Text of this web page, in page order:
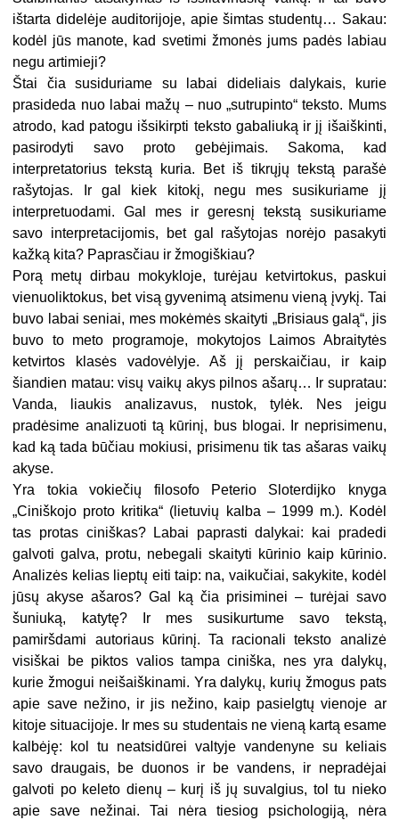
ištarta didelėje auditorijoje, apie šimtas studentų… Sakau:
kodėl jūs manote, kad svetimi žmonės jums padės labiau
negu artimieji?
Štai čia susiduriame su labai dideliais dalykais, kurie
prasideda nuo labai mažų – nuo „sutrupinto“ teksto. Mums
atrodo, kad patogu išsikirpti teksto gabaliuką ir jį išaiškinti,
pasirodyti savo proto gebėjimais. Sakoma, kad
interpretatorius tekstą kuria. Bet iš tikrųjų tekstą parašė
rašytojas. Ir gal kiek kitokį, negu mes susikuriame jį
interpretuodami. Gal mes ir geresnį tekstą susikuriame
savo interpretacijomis, bet gal rašytojas norėjo pasakyti
kažką kita? Paprasčiau ir žmogiškiau?
Porą metų dirbau mokykloje, turėjau ketvirtokus, paskui
vienuoliktokus, bet visą gyvenimą atsimenu vieną įvykį. Tai
buvo labai seniai, mes mokėmės skaityti „Brisiaus galą“, jis
buvo to meto programoje, mokytojos Laimos Abraitytės
ketvirtos klasės vadovėlyje. Aš jį perskaičiau, ir kaip
šiandien matau: visų vaikų akys pilnos ašarų… Ir supratau:
Vanda, liaukis analizavus, nustok, tylėk. Nes jeigu
pradėsime analizuoti tą kūrinį, bus blogai. Ir neprisimenu,
kad ką tada būčiau mokiusi, prisimenu tik tas ašaras vaikų
akyse.
Yra tokia vokiečių filosofo Peterio Sloterdijko knyga
„Ciniškojo proto kritika“ (lietuvių kalba – 1999 m.). Kodėl
tas protas ciniškas? Labai paprasti dalykai: kai pradedi
galvoti galva, protu, nebegali skaityti kūrinio kaip kūrinio.
Analizės kelias lieptų eiti taip: na, vaikučiai, sakykite, kodėl
jūsų akyse ašaros? Gal ką čia prisiminei – turėjai savo
šuniuką, katytę? Ir mes susikurtume savo tekstą,
pamiršdami autoriaus kūrinį. Ta racionali teksto analizė
visiškai be piktos valios tampa ciniška, nes yra dalykų,
kurie žmogui neišaiškinami. Yra dalykų, kurių žmogus pats
apie save nežino, ir jis nežino, kaip pasielgtų vienoje ar
kitoje situa­cijoje. Ir mes su studentais ne vieną kartą esame
kalbėję: kol tu neatsidūrei valtyje vandenyne su keliais
savo draugais, be duonos ir be vandens, ir nepradėjai
galvoti po keleto dienų – kurį iš jų suvalgius, tol tu nieko
apie save nežinai. Tai nėra tiesiog psichologiją, nėra